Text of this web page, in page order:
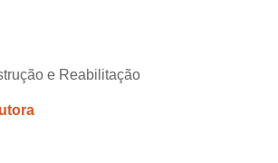
e Reabilitação